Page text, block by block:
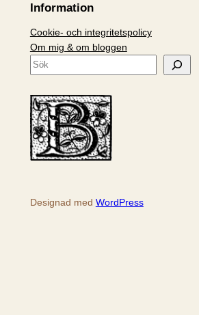
Information
Cookie- och integritetspolicy
Om mig & om bloggen
S
k
Designad med WordPress